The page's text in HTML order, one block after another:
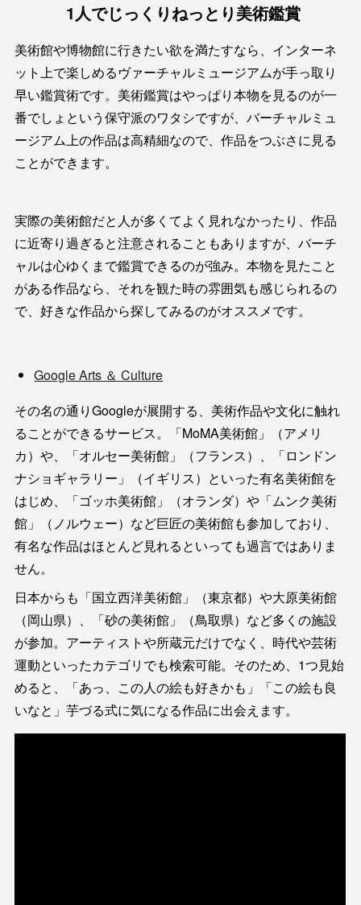
1人でじっくりねっとり美術鑑賞
美術館や博物館に行きたい欲を満たすなら、インターネ
ット上で楽しめるヴァーチャルミュージアムが手っ取り
早い鑑賞術です。美術鑑賞はやっぱり本物を見るのが一
番でしょという保守派のワタシですが、バーチャルミュ
ージアム上の作品は高精細なので、作品をつぶさに見る
ことができます。
実際の美術館だと人が多くてよく見れなかったり、作品
に近寄り過ぎると注意されることもありますが、バーチ
ャルは心ゆくまで鑑賞できるのが強み。本物を見たこと
がある作品なら、それを観た時の雰囲気も感じられるの
で、好きな作品から探してみるのがオススメです。
Google Arts ＆ Culture
その名の通りGoogleが展開する、美術作品や文化に触れ
ることができるサービス。「MoMA美術館」（アメリ
カ）や、「オルセー美術館」（フランス）、「ロンドン
ナショギャラリー」（イギリス）といった有名美術館を
はじめ、「ゴッホ美術館」（オランダ）や「ムンク美術
館」（ノルウェー）など巨匠の美術館も参加しており、
有名な作品はほとんど見れるといっても過言ではありま
せん。
日本からも「国立西洋美術館」（東京都）や大原美術館
（岡山県）、「砂の美術館」（鳥取県）など多くの施設
が参加。アーティストや所蔵元だけでなく、時代や芸術
運動といったカテゴリでも検索可能。そのため、1つ見始
めると、「あっ、この人の絵も好きかも」「この絵も良
いなと」芋づる式に気になる作品に出会えます。